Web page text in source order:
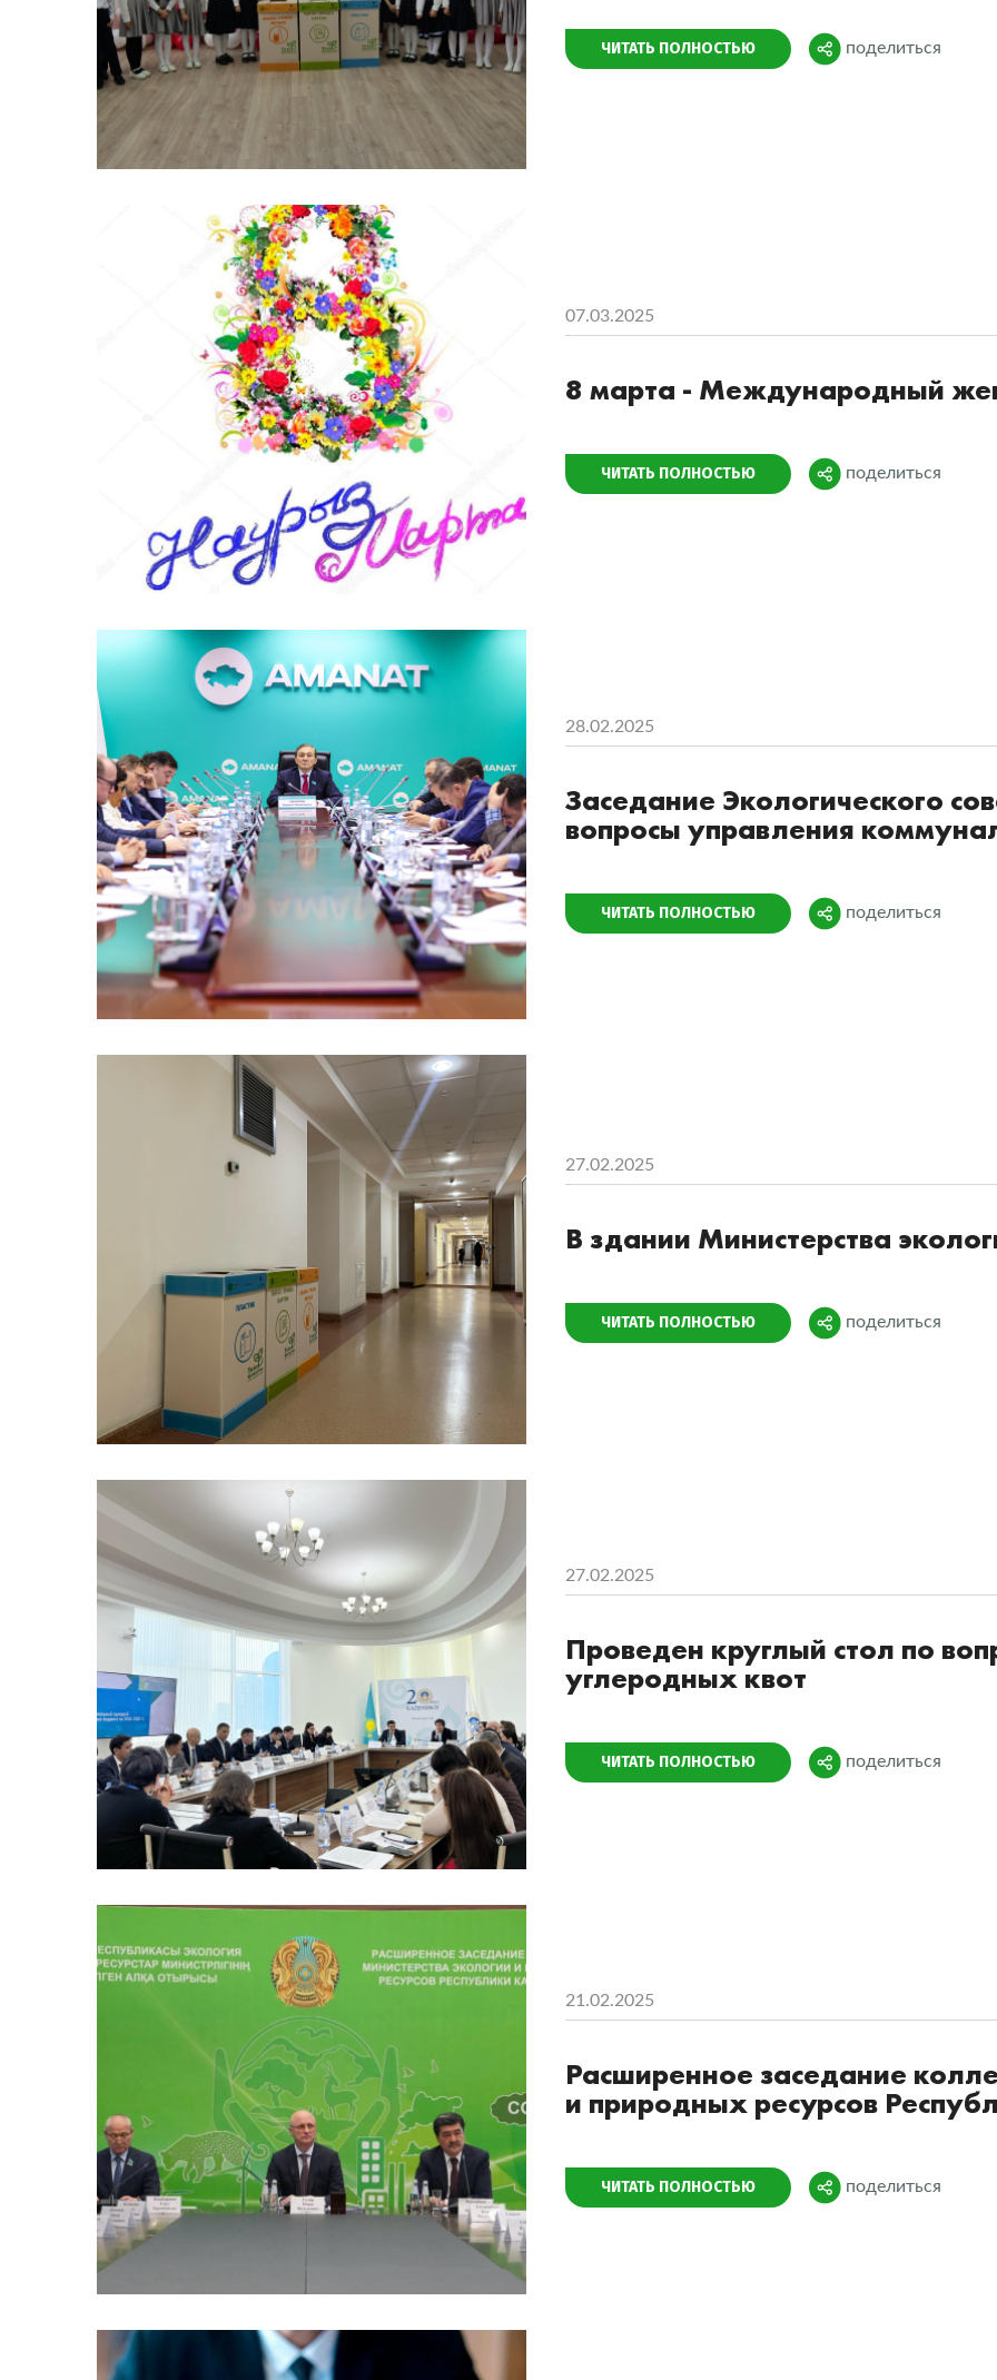
ЧИТАТЬ ПОЛНОСТЬЮ Поделиться
поделиться
07.03.2025
8 марта - Международный
ЧИТАТЬ ПОЛНОСТЬЮ Поделиться
поделиться
28.02.2025
Заседание Экологического
вопросы управления
ЧИТАТЬ ПОЛНОСТЬЮ Поделиться
поделиться
27.02.2025
В здании Министерства
ЧИТАТЬ ПОЛНОСТЬЮ Поделиться
поделиться
27.02.2025
Проведен круглый стол по
углеродных квот
ЧИТАТЬ ПОЛНОСТЬЮ Поделиться
поделиться
21.02.2025
Расширенное заседание
и природных ресурсов
ЧИТАТЬ ПОЛНОСТЬЮ Поделиться
поделиться